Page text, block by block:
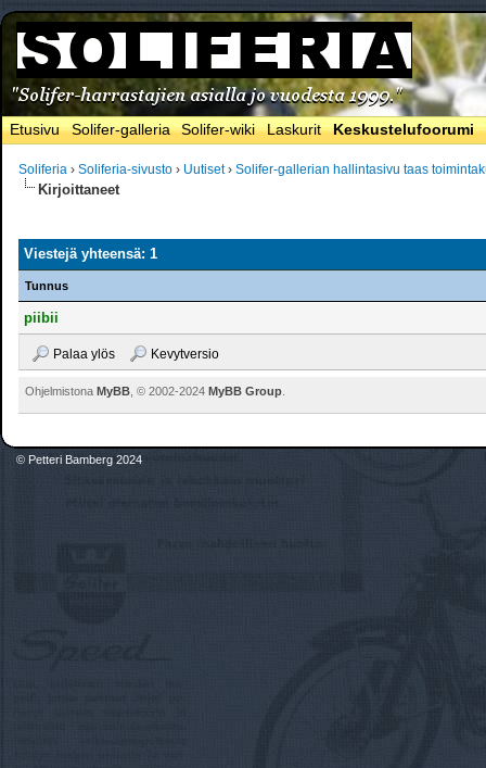
Etusivu Solifer-galleria Solifer-wiki Laskurit Keskustelufoorumi
Soliferia ›Soliferia-sivusto › Uutiset›Solifer-gallerian hallintasivu taas
Kirjoittaneet
Viestejä yhteensä: 1
Tunnus
piibii
Palaa ylös Kevytversio
OhjelmistonaMyBB , © 2002-2024MyBB Group
© Petteri Bamberg 2024